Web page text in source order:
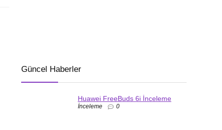
Güncel Haberler
Huawei FreeBuds 6i İnceleme
İnceleme 0